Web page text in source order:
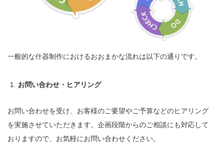
一般的な什器制作におけるおおまかな流れは以下の通りです。
お問い合わせ・ヒアリング
お問い合わせを受け、お客様のご要望やご予算などのヒアリング
を実施させていただきます。企画段階からのご相談にも対応して
おりますので、お気軽にお問い合わせください。